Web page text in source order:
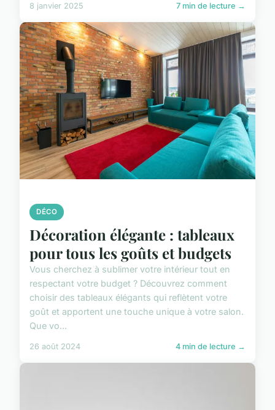
8 janvier 2025 7 min de lecture →
DÉCO
Décoration élégante : tableaux
pour tous les goûts et budgets
Vous cherchez à sublimer votre intérieur tout en
respectant votre budget ? Découvrez comment
choisir des tableaux élégants qui reflètent votre
goût et apportent une touche unique à votre salon.
Que vo...
26 août 2024 4 min de lecture →